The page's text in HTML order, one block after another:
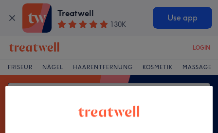
Treatwell
130K
Use app
LOGIN
FRISEUR NÄGEL HAARENTFERNUNG KOSMETIK MASSAGE